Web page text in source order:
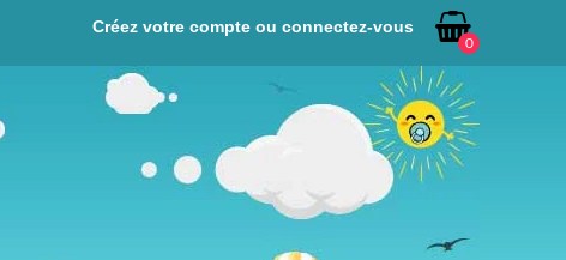
0
Créez votre compte ou connectez-vous